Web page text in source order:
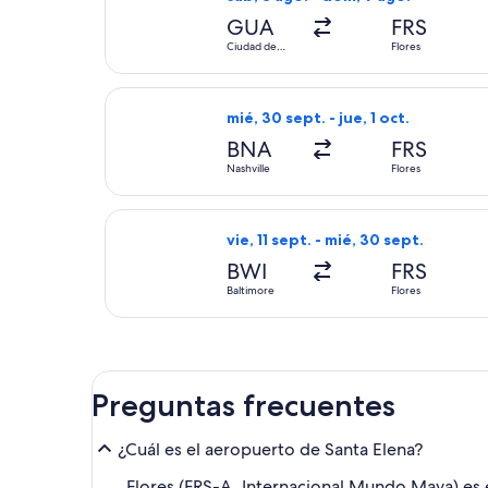
GUA
Ciudad de
FRS
Flores
mié, 30 sept. - jue, 1 oct.
BNA
Nashville
FRS
Flores
Seleccionar vuelo de JetBlue
vie, 11 sept. - mié, 30 sept.
BWI
Baltimore
FRS
Flores
Seleccionar vuelo de Copa, con
Preguntas frecuentes
¿Cuál es el aeropuerto de Santa Elena?